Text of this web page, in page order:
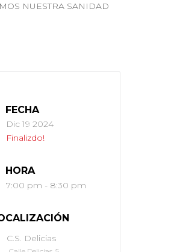
NUESTRA SANIDAD
FECHA
Dic 19 2024
Finalizdo!
HORA
7:00 pm - 8:30 pm
C.S. Delicias